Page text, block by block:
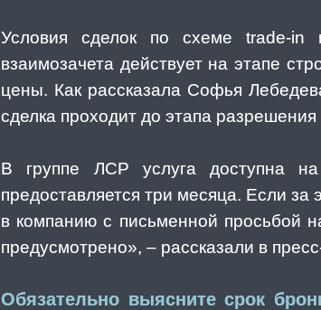
Условия сделок по схеме trade-in
взаимозачета действует на этапе
цены. Как рассказала Софья
сделка проходит до этапа
В группе ЛСР услуга доступна
предоставляется три месяца. Если
в компанию с письменной просьбой
предусмотрено», – рассказали в
Обязательно выясните срок